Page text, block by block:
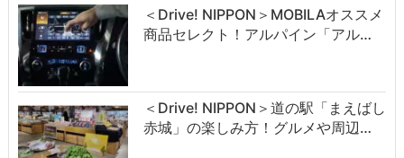
＜Drive! NIPPON＞MOBILAオススメ
商品セレクト！アルパイン「アル…
＜Drive! NIPPON＞道の駅「まえばし
赤城」の楽しみ方！グルメや周辺…